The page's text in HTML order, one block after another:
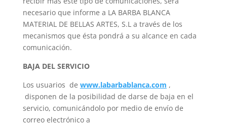
necesario que informe a LA BARBA BLANCA
MATERIAL DE BELLAS ARTES, S.L a través de los
mecanismos que ésta pondrá a su alcance en cada
comunicación.
BAJA DEL SERVICIO
Los usuarios de www.labarbablanca.com ,
disponen de la posibilidad de darse de baja en el
servicio, comunicándolo por medio de envío de
correo electrónico a